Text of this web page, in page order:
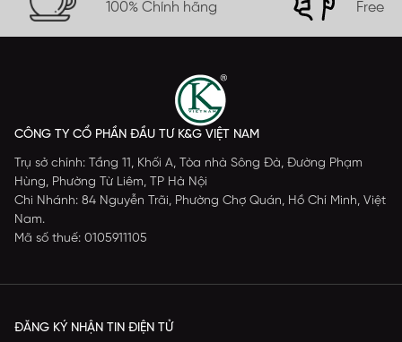
100% Chính hãng
Free
CÔNG TY CỔ PHẦN ĐẦU TƯ K&G VIỆT NAM
Trụ sở chính: Tầng 11, Khối A, Tòa nhà Sông Đà, Đường Phạm
Hùng, Phường Từ Liêm, TP Hà Nội
Chi Nhánh: 84 Nguyễn Trãi, Phường Chợ Quán, Hồ Chí Minh, Việt
Nam.
Mã số thuế: 0105911105
ĐĂNG KÝ NHẬN TIN ĐIỆN TỬ